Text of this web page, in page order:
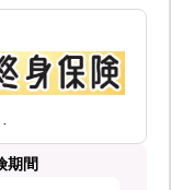
期間